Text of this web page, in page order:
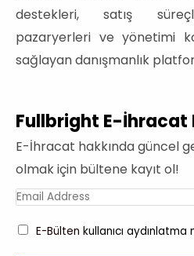
destekleri, satış
pazaryerleri ve yönetimi
sağlayan danışmanlık
Fullbright E-İhracat
E-İhracat hakkında güncel
olmak için bültene kayıt ol!
E-Bülten kullanıcı aydınlatma